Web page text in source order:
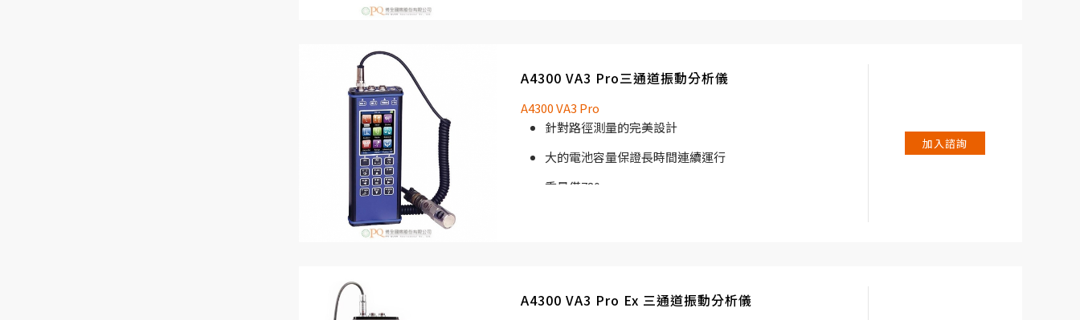
量。
A4300 VA3 Pro三通道振動分析儀
A4300 VA3 Pro
針對路徑測量的完美設計
大的電池容量保證長時間連續運行
重量僅780g
加入諮詢
A4300 VA3 Pro Ex 三通道振動分析儀